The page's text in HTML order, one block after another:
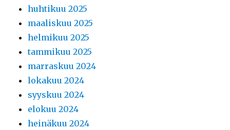
huhtikuu 2025
maaliskuu 2025
helmikuu 2025
tammikuu 2025
marraskuu 2024
lokakuu 2024
syyskuu 2024
elokuu 2024
heinäkuu 2024